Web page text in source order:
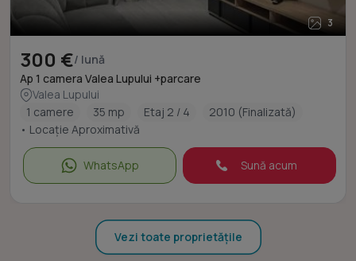
3
300 €/ lună
Ap 1 camera Valea Lupului +parcare
Valea Lupului
1 camere
35 mp Etaj 2 / 4
2010 (Finalizată)
• Locație Aproximativă
WhatsApp Sună acum
Vezi toate proprietățile